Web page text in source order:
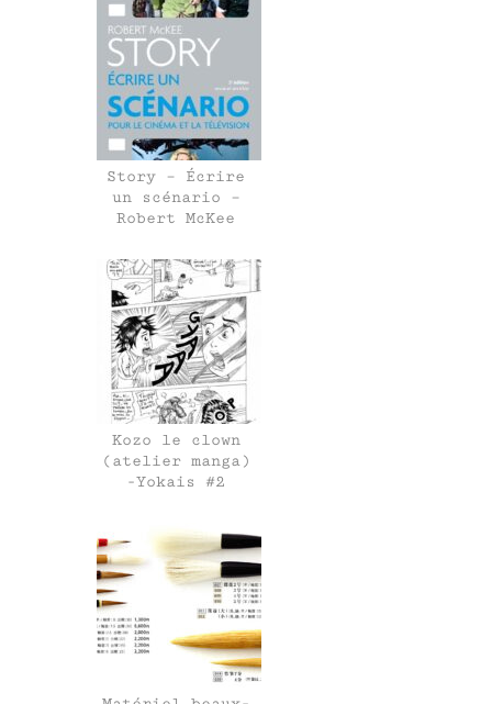
Story – Écrire
un scénario –
Robert McKee
Kozo le clown
(atelier manga)
-Yokais #2